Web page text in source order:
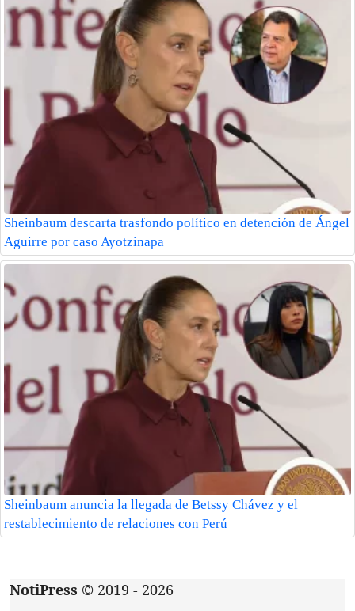
Sheinbaum descarta trasfondo político en detención de Ángel
Aguirre por caso Ayotzinapa
Sheinbaum anuncia la llegada de Betssy Chávez y el
restablecimiento de relaciones con Perú
NotiPress © 2019 - 2026